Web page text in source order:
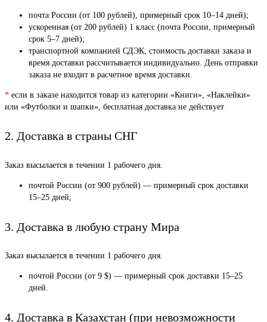
почта России (от 100 рублей), примерный срок 10–14 дней);
ускоренная (от 200 рублей) 1 класс (почта России, примерный
срок 5–7 дней);
транспортной компанией СДЭК, стоимость доставки заказа и
время доставки рассчитывается индивидуально. День отправки
заказа не входит в расчетное время доставки.
* если в заказе находится товар из категории «Книги», «Наклейки»
или «Футболки и шапки», бесплатная доставка не действует
2. Доставка в страны СНГ
Заказ высылается в течении 1 рабочего дня.
почтой России (от 900 рублей) — примерный срок доставки
15–25 дней;
3. Доставка в любую страну Мира
Заказ высылается в течении 1 рабочего дня.
почтой России (от 9 $) — примерный срок доставки 15–25
дней.
4. Доставка в Казахстан (при невозможности